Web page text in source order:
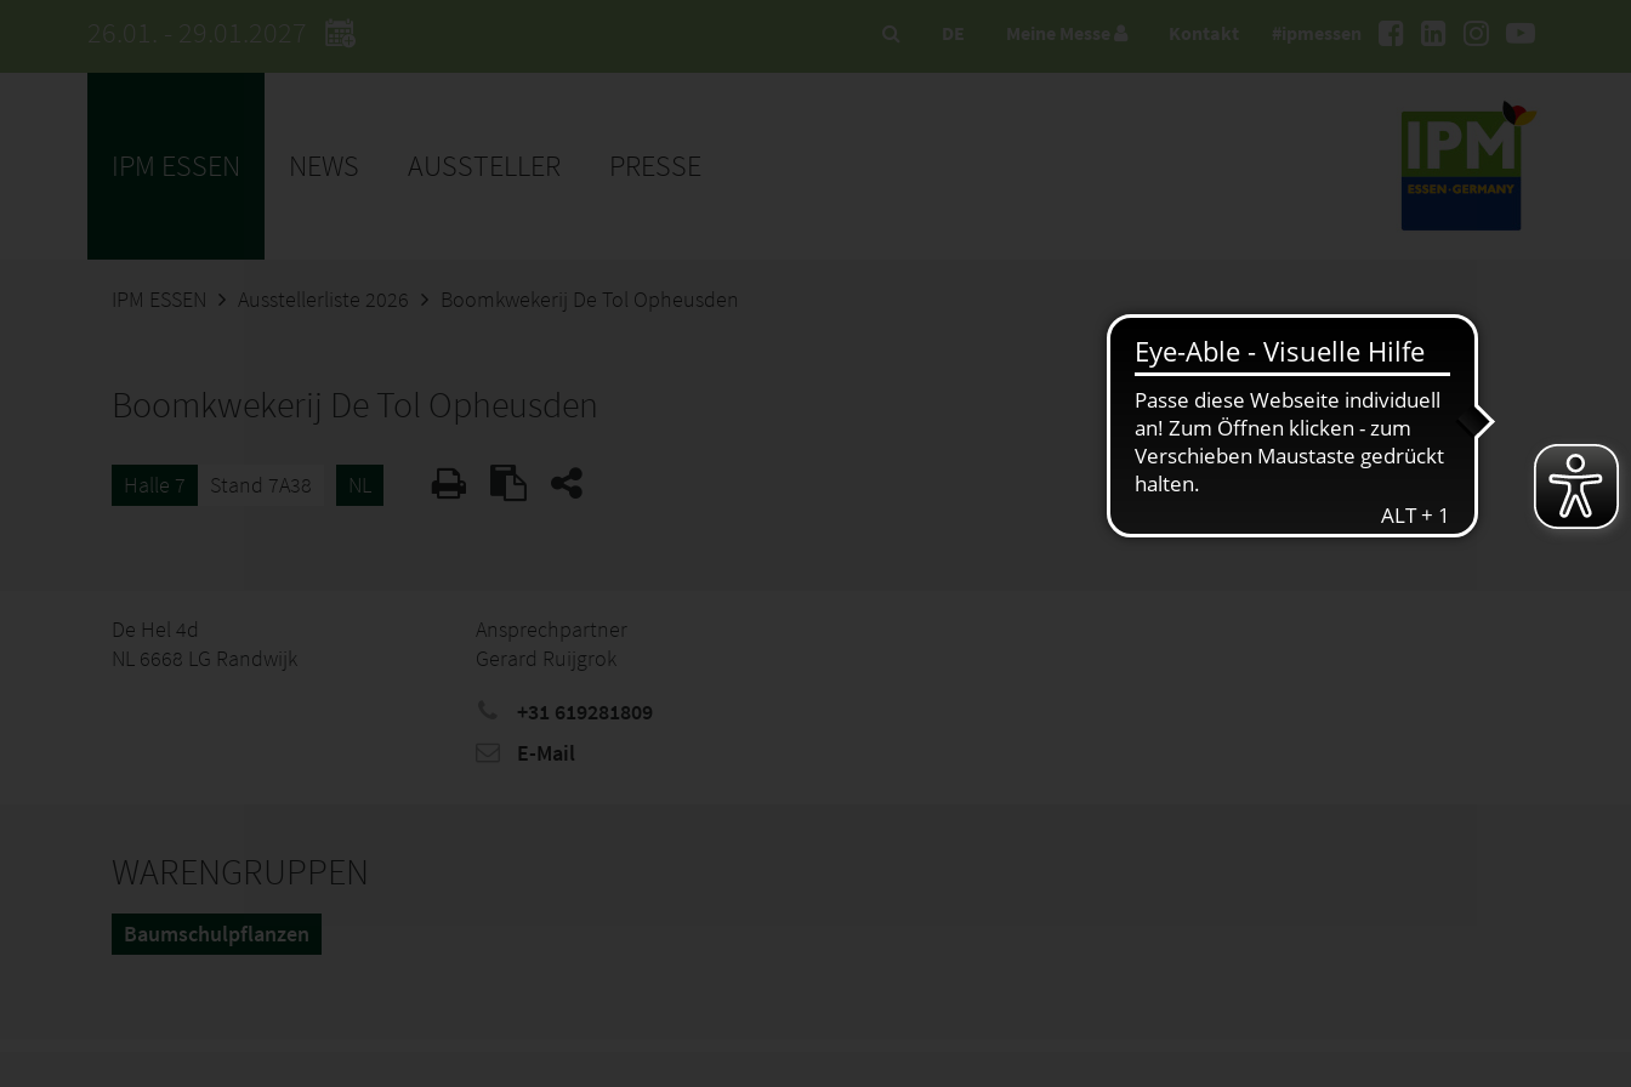
26.01. - 29.01.2027 #ipmessen
DE Meine Messe Kontakt
IPM ESSEN NEWS AUSSTELLER PRESSE
IPM ESSEN Ausstellerliste 2026 Boomkwekerij De Tol Opheusden
Boomkwekerij De Tol Opheusden
Halle 7 Stand 7A38 NL
De Hel 4d
NL 6668 LG Randwijk
Ansprechpartner
Gerard Ruijgrok
+31 619281809
E-Mail
WARENGRUPPEN
Baumschulpflanzen